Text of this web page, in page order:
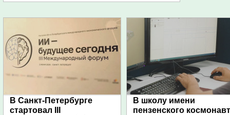
В Санкт-Петербурге
стартовал III
В школу имени
пензенского